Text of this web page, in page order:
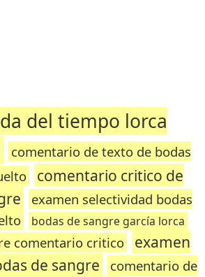
del tiempo lorca
comentario de texto de bodas
comentario critico de
examen selectividad bodas
bodas de sangre garcía lorca
comentario critico
examen
de sangre
comentario de